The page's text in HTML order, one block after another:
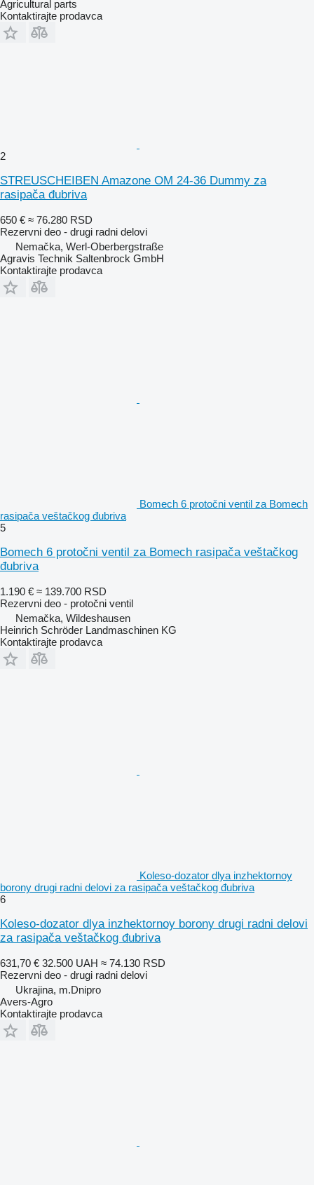
Agricultural parts
Kontaktirajte prodavca
2
STREUSCHEIBEN Amazone OM 24-36 Dummy za
rasipača đubriva
650 € ≈ 76.280 RSD
Rezervni deo - drugi radni delovi
Nemačka, Werl-Oberbergstraße
Agravis Technik Saltenbrock GmbH
Kontaktirajte prodavca
Bomech 6 protočni ventil za Bomech
rasipača veštačkog đubriva
5
Bomech 6 protočni ventil za Bomech rasipača veštačkog
đubriva
1.190 € ≈ 139.700 RSD
Rezervni deo - protočni ventil
Nemačka, Wildeshausen
Heinrich Schröder Landmaschinen KG
Kontaktirajte prodavca
Koleso-dozator dlya inzhektornoy
borony drugi radni delovi za rasipača veštačkog đubriva
6
Koleso-dozator dlya inzhektornoy borony drugi radni delovi
za rasipača veštačkog đubriva
631,70 € 32.500 UAH ≈ 74.130 RSD
Rezervni deo - drugi radni delovi
Ukrajina, m.Dnipro
Avers-Agro
Kontaktirajte prodavca